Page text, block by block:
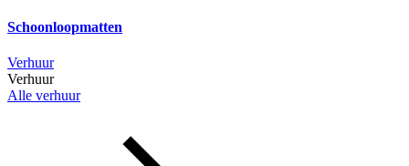
Schoonloopmatten
Verhuur
Verhuur
Alle verhuur